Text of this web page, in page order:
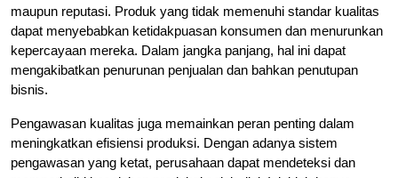
maupun reputasi. Produk yang tidak memenuhi standar kualitas
dapat menyebabkan ketidakpuasan konsumen dan menurunkan
kepercayaan mereka. Dalam jangka panjang, hal ini dapat
mengakibatkan penurunan penjualan dan bahkan penutupan
bisnis.
Pengawasan kualitas juga memainkan peran penting dalam
meningkatkan efisiensi produksi. Dengan adanya sistem
pengawasan yang ketat, perusahaan dapat mendeteksi dan